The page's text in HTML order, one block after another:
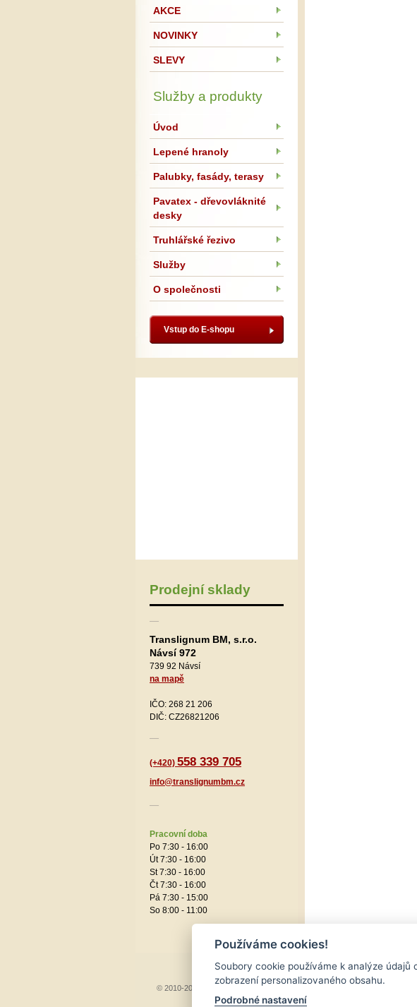
AKCE
NOVINKY
SLEVY
Služby a produkty
Úvod
Lepené hranoly
Palubky, fasády, terasy
Pavatex - dřevovláknité
desky
Truhlářské řezivo
Služby
O společnosti
Vstup do E-shopu
Prodejní sklady
Translignum BM, s.r.o.
Návsí 972
739 92 Návsí
na mapě
IČO: 268 21 206
DIČ: CZ26821206
(+420) 558 339 705
info@translignumbm.cz
Pracovní doba
Po 7:30 - 16:00
Út 7:30 - 16:00
St 7:30 - 16:00
Čt 7:30 - 16:00
Pá 7:30 - 15:00
So 8:00 - 11:00
© 2010-2023 Translignum BM, s.r.o.
Používáme cookies!
Soubory cookie používáme k analýze údajů
zobrazení personalizovaného obsahu.
Podrobné nastavení